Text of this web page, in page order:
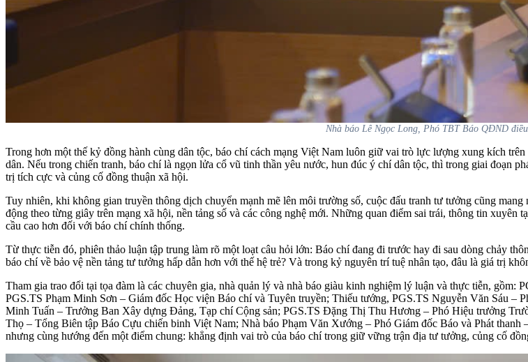
Nhà báo Lê Ngọc Long, Phó TBT Báo QĐND
Trong hơn một thế kỷ đồng hành cùng dân tộc, báo chí cách mạng Việt Nam luôn giữ vai trò lực lượng xung kích
dân. Nếu trong chiến tranh, báo chí là ngọn lửa cổ vũ tinh thần yêu nước, hun đúc ý chí dân tộc, thì trong giai đoạn
trị tích cực và củng cố đồng thuận xã hội.
Tuy nhiên, khi không gian truyền thông dịch chuyển mạnh mẽ lên môi trường số, cuộc đấu tranh tư tưởng cũng
động theo từng giây trên mạng xã hội, nền tảng số và các công nghệ mới. Những quan điểm sai trái, thông tin
cầu cao hơn đối với báo chí chính thống.
Từ thực tiễn đó, phiên thảo luận tập trung làm rõ một loạt câu hỏi lớn: Báo chí đang đi trước hay đi sau dòng chảy
báo chí về bảo vệ nền tảng tư tưởng hấp dẫn hơn với thế hệ trẻ? Và trong kỷ nguyên trí tuệ nhân tạo, đâu là giá trị
Tham gia trao đổi tại tọa đàm là các chuyên gia, nhà quản lý và nhà báo giàu kinh nghiệm lý luận và thực tiễn,
PGS.TS Phạm Minh Sơn – Giám đốc Học viện Báo chí và Tuyên truyền; Thiếu tướng, PGS.TS Nguyễn Văn Sáu
Minh Tuấn – Trưởng Ban Xây dựng Đảng, Tạp chí Cộng sản; PGS.TS Đặng Thị Thu Hương – Phó Hiệu trưởng
Thọ – Tổng Biên tập Báo Cựu chiến binh Việt Nam; Nhà báo Phạm Văn Xướng – Phó Giám đốc Báo và Phát
nhưng cùng hướng đến một điểm chung: khẳng định vai trò của báo chí trong giữ vững trận địa tư tưởng, củng cố